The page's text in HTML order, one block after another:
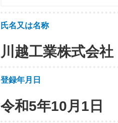
氏名又は名称
川越工業株式会社
登録年月日
令和5年10月1日